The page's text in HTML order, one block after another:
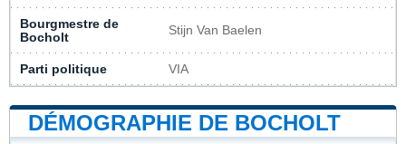
Bourgmestre de
Bocholt
Stijn Van Baelen
Parti politique VIA
DÉMOGRAPHIE DE BOCHOLT